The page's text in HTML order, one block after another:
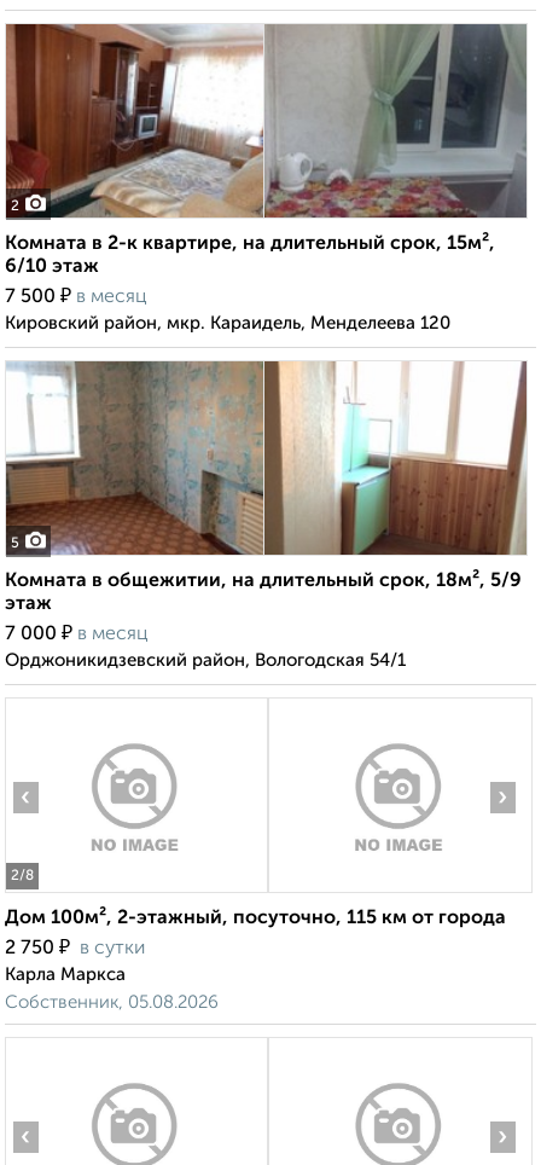
2
Комната в 2-к квартире, на длительный срок, 15м²,
6/10 этаж
7 500 ₽ в месяц
Кировский район, мкр. Караидель, Менделеева 120
5
Комната в общежитии, на длительный срок, 18м², 5/9
этаж
7 000 ₽ в месяц
Орджоникидзевский район, Вологодская 54/1
2/8
‹ ›
Дом 100м², 2-этажный, посуточно, 115 км от города
2 750 ₽ в сутки
Карла Маркса
Собственник, 05.08.2026
‹ ›